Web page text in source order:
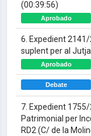
(00:39:56)
Aprobado
6. Expedient
suplent per al
Aprobado
Debate
7. Expedient
Patrimonial per
RD2 (C/ de la